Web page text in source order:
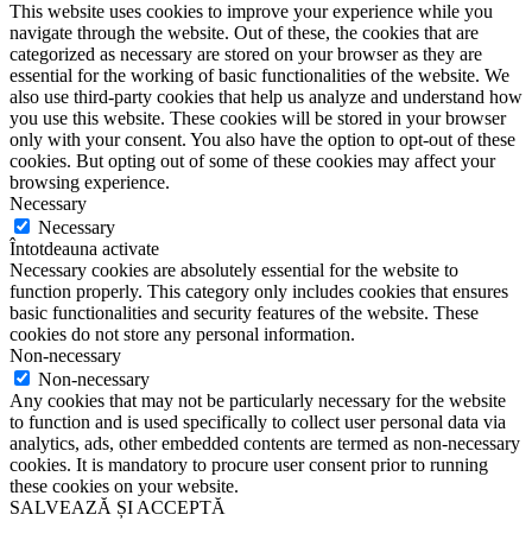
This website uses cookies to improve your experience while you
navigate through the website. Out of these, the cookies that are
categorized as necessary are stored on your browser as they are
essential for the working of basic functionalities of the website. We
also use third-party cookies that help us analyze and understand how
you use this website. These cookies will be stored in your browser
only with your consent. You also have the option to opt-out of these
cookies. But opting out of some of these cookies may affect your
browsing experience.
Necessary
Necessary
Întotdeauna activate
Necessary cookies are absolutely essential for the website to
function properly. This category only includes cookies that ensures
basic functionalities and security features of the website. These
cookies do not store any personal information.
Non-necessary
Non-necessary
Any cookies that may not be particularly necessary for the website
to function and is used specifically to collect user personal data via
analytics, ads, other embedded contents are termed as non-necessary
cookies. It is mandatory to procure user consent prior to running
these cookies on your website.
SALVEAZĂ ȘI ACCEPTĂ